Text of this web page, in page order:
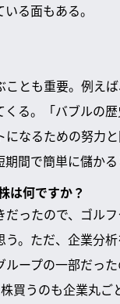
る面もある。
ことも重要。例え
る。「バブルの
になるための努力
間で簡単に儲かる
は何ですか？
だったので、ゴル
う。ただ、企業分
ープの一部だっ
買うのも企業丸